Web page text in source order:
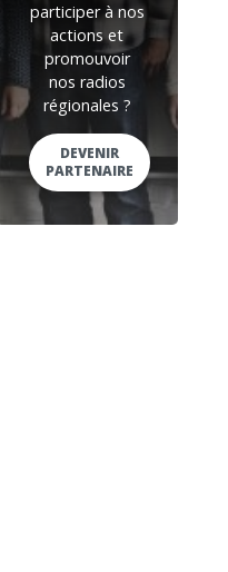
participer à nos
actions et
promouvoir
nos radios
régionales ?
DEVENIR
PARTENAIRE